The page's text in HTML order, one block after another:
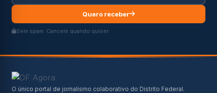
Quero receber
Sem spam. Cancele quando quiser.
O único portal de jornalismo colaborativo do Distrito Federal.